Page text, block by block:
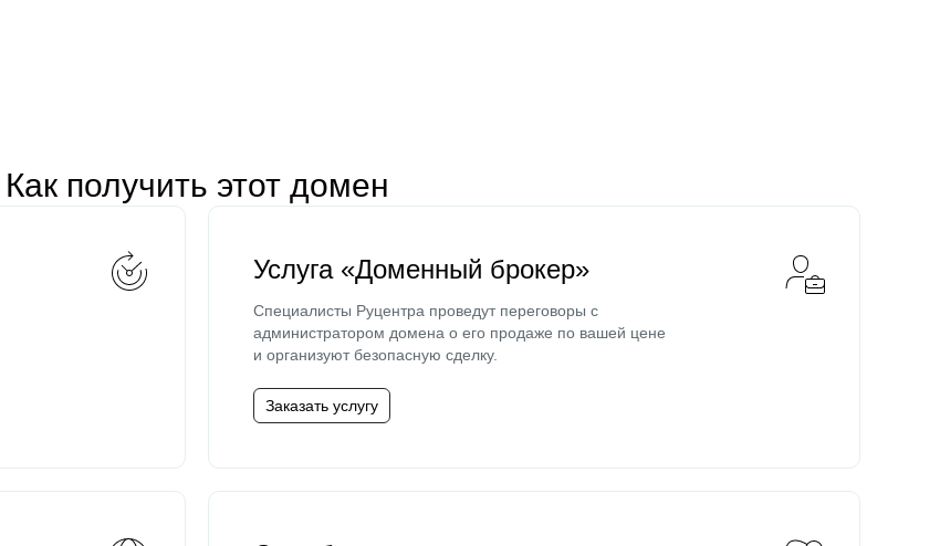
Как получить этот домен
Услуга «Доменный брокер»
Специалисты Руцентра проведут переговоры с
администратором домена о его продаже по вашей цене
и организуют безопасную сделку.
Заказать услугу